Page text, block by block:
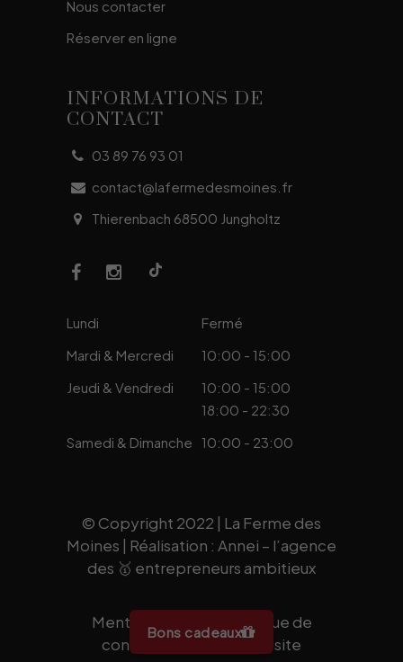
Nous contacter
Réserver en ligne
INFORMATIONS DE
CONTACT
03 89 76 93 01
contact@lafermedesmoines.fr
Thierenbach 68500 Jungholtz
Lundi
Fermé
Mardi & Mercredi
10:00 - 15:00
Jeudi & Vendredi
10:00 - 15:00
18:00 - 22:30
Samedi & Dimanche 10:00 - 23:00
© Copyright 2022 | La Ferme des
Moines | Réalisation : Annei – l’agence
des 🥇 entrepreneurs ambitieux
Mentions légales
Politique de
confidentialité|Plan de site
Bons cadeaux